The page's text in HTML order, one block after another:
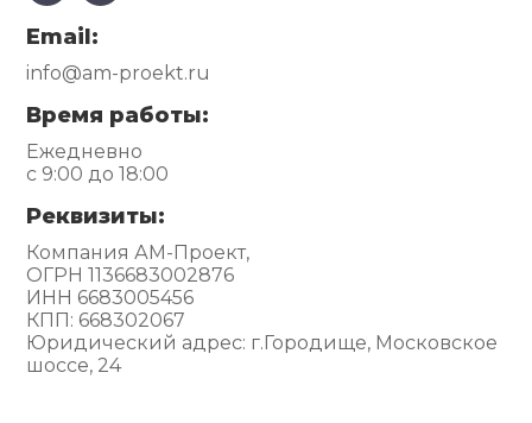
Email:
info@am-proekt.ru
Время работы:
Ежедневно
с 9:00 до 18:00
Реквизиты:
Компания АМ-Проект,
ОГРН 1136683002876
ИНН 6683005456
КПП: 668302067
Юридический адрес: г.Городище, Московское
шоссе, 24